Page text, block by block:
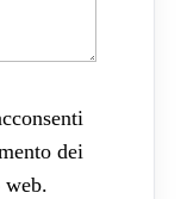
dei
web.